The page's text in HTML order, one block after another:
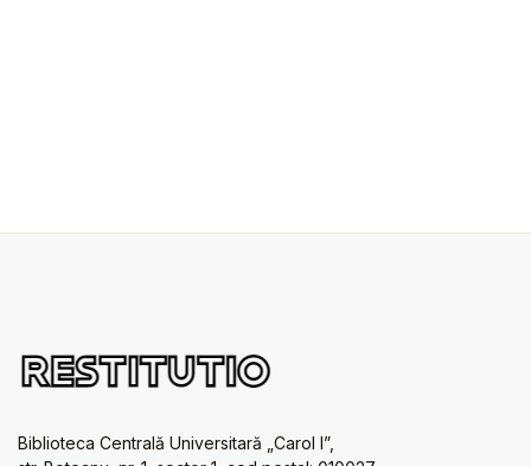
Biblioteca Centrală Universitară „Carol I”,